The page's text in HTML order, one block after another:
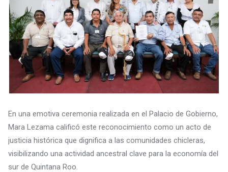
En una emotiva ceremonia realizada en el Palacio de Gobierno,
Mara Lezama calificó este reconocimiento como un acto de
justicia histórica que dignifica a las comunidades chicleras,
visibilizando una actividad ancestral clave para la economía del
sur de Quintana Roo.